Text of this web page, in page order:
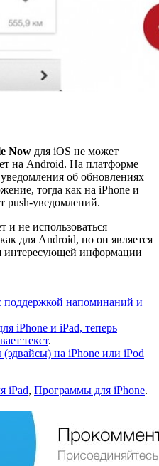
Now для iOS не может
на Android. На платформе
об обновлениях
тогда как на iPhone и
push-уведомлений.
и не использоваться
для Android, но он является
интересующей информации
поддержкой напоминаний и
iPhone и iPad, теперь
текст.
на iPhone или iPod
iPad, Программы для iPhone.